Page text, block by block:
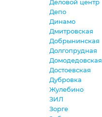
Деловой центр
Депо
Динамо
Дмитровская
Добрынинская
Долгопрудная
Домодедовская
Достоевская
Дубровка
Жулебино
ЗИЛ
Зорге